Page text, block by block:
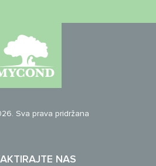
Sva prava pridržana
NAS